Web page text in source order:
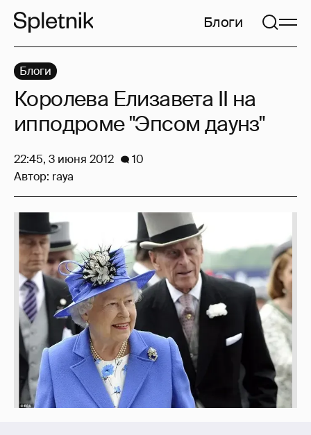
Блоги
Блоги
Королева Елизавета II на
ипподроме "Эпсом даунз"
22:45, 3 июня 2012
10
Автор: raya